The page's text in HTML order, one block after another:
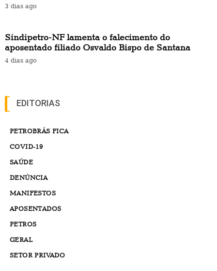
3 dias ago
Sindipetro-NF lamenta o falecimento do
aposentado filiado Osvaldo Bispo de Santana
4 dias ago
EDITORIAS
PETROBRÁS FICA
COVID-19
SAÚDE
DENÚNCIA
MANIFESTOS
APOSENTADOS
PETROS
GERAL
SETOR PRIVADO